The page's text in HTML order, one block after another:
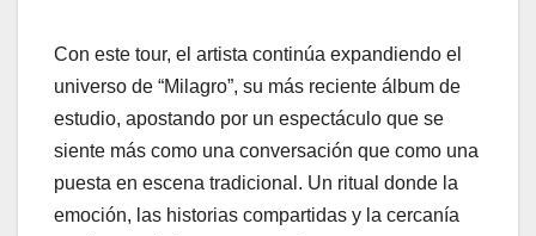
Con este tour, el artista continúa expandiendo el
universo de “Milagro”, su más reciente álbum de
estudio, apostando por un espectáculo que se
siente más como una conversación que como una
puesta en escena tradicional. Un ritual donde la
emoción, las historias compartidas y la cercanía